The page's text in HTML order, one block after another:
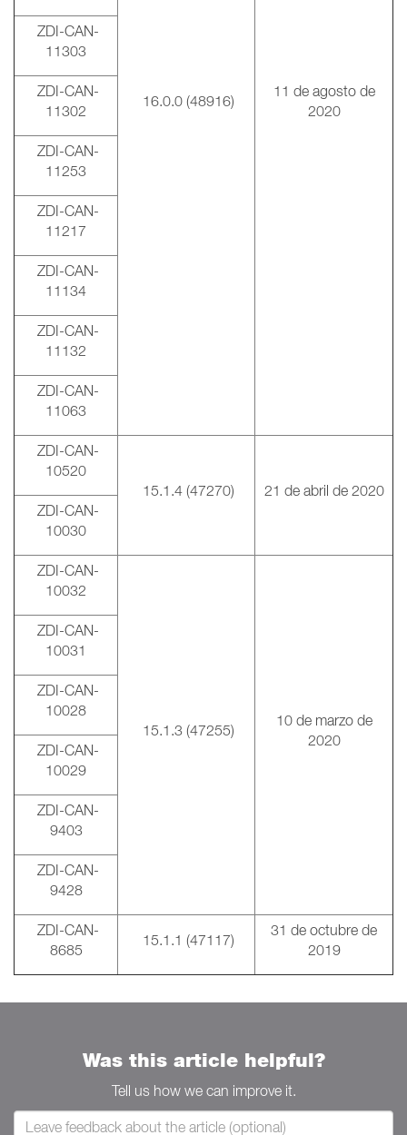
16.0.0 (48916)
11 de agosto de
2020
ZDI-CAN-
11303
ZDI-CAN-
11302
ZDI-CAN-
11253
ZDI-CAN-
11217
ZDI-CAN-
11134
ZDI-CAN-
11132
ZDI-CAN-
11063
ZDI-CAN-
10520
15.1.4 (47270)
21 de abril de 2020
ZDI-CAN-
10030
ZDI-CAN-
10032
15.1.3 (47255)
10 de marzo de
2020
ZDI-CAN-
10031
ZDI-CAN-
10028
ZDI-CAN-
10029
ZDI-CAN-
9403
ZDI-CAN-
9428
ZDI-CAN-
8685
15.1.1 (47117)
31 de octubre de
2019
Was this article helpful?
Tell us how we can improve it.